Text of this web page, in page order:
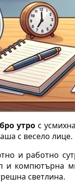
утрос
с весело лице.
и работно
и компютърна
светлина.